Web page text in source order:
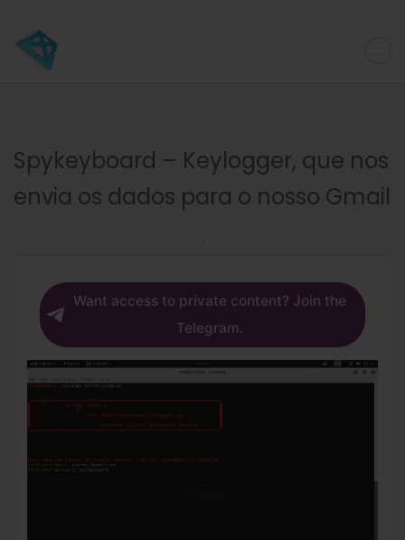
Spykeyboard – Keylogger, que nos
envia os dados para o nosso Gmail
Want access to private content? Join the
Telegram.